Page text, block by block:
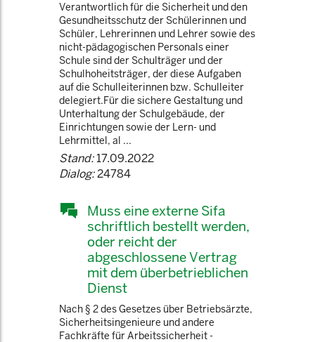
Verantwortlich für die Sicherheit und den
Gesundheitsschutz der Schülerinnen und
Schüler, Lehrerinnen und Lehrer sowie des
nicht-pädagogischen Personals einer
Schule sind der Schulträger und der
Schulhoheitsträger, der diese Aufgaben
auf die Schulleiterinnen bzw. Schulleiter
delegiert.Für die sichere Gestaltung und
Unterhaltung der Schulgebäude, der
Einrichtungen sowie der Lern- und
Lehrmittel, al ...
Stand:17.09.2022
Dialog:24784
Muss eine externe Sifa
schriftlich bestellt werden,
oder reicht der
abgeschlossene Vertrag
mit dem überbetrieblichen
Dienst
Nach § 2 des Gesetzes über Betriebsärzte,
Sicherheitsingenieure und andere
Fachkräfte für Arbeitssicherheit -